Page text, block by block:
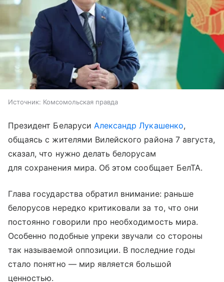
Источник: Комсомольская правда
Президент Беларуси Александр Лукашенко,
общаясь с жителями Вилейского района 7 августа,
сказал, что нужно делать белорусам
для сохранения мира. Об этом сообщает БелТА.
Глава государства обратил внимание: раньше
белорусов нередко критиковали за то, что они
постоянно говорили про необходимость мира.
Особенно подобные упреки звучали со стороны
так называемой оппозиции. В последние годы
стало понятно — мир является большой
ценностью.